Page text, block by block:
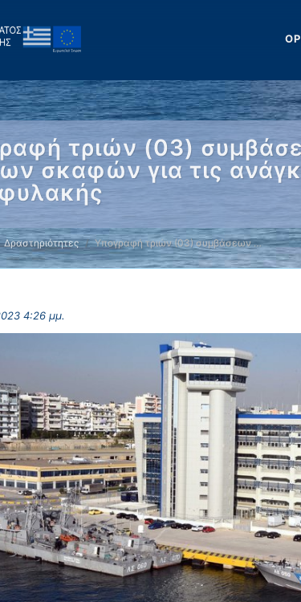
τριών (03)
σκαφών για τις
Δραστηριότητες Υπογραφή τριών (03) συμβάσεων …
4:26 μμ.